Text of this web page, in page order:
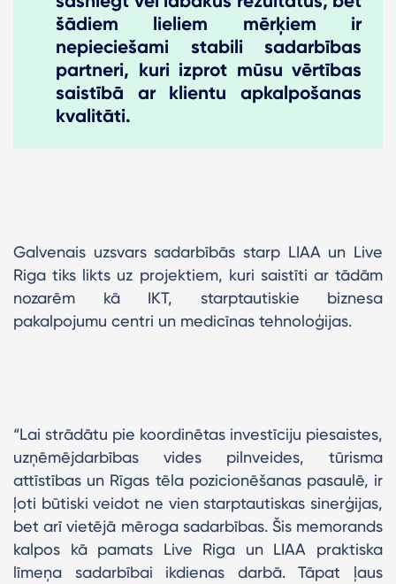
šādiem lieliem mērķiem ir
nepieciešami stabili sadarbības
partneri, kuri izprot mūsu vērtības
saistībā ar klientu apkalpošanas
kvalitāti.
Galvenais uzsvars sadarbībās starp LIAA un Live
Riga tiks likts uz projektiem, kuri saistīti ar tādām
nozarēm kā IKT, starptautiskie biznesa
pakalpojumu centri un medicīnas tehnoloģijas.
“Lai strādātu pie koordinētas investīciju piesaistes,
uzņēmējdarbības vides pilnveides, tūrisma
attīstības un Rīgas tēla pozicionēšanas pasaulē, ir
ļoti būtiski veidot ne vien starptautiskas sinerģijas,
bet arī vietējā mēroga sadarbības. Šis memorands
kalpos kā pamats Live Riga un LIAA praktiska
līmeņa sadarbībai ikdienas darbā. Tāpat ļaus